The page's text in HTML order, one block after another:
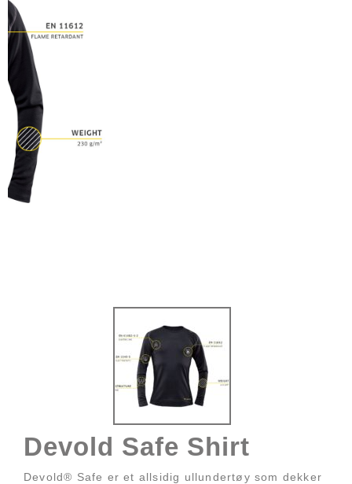
Devold Safe Shirt
Devold® Safe er et allsidig ullundertøy som dekker